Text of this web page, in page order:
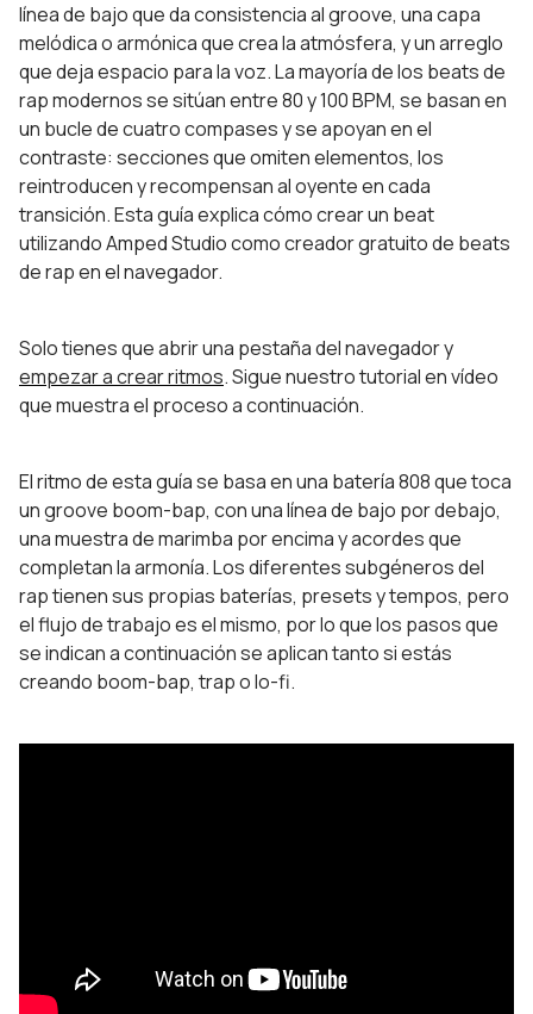
línea de bajo que da consistencia al groove, una capa
melódica o armónica que crea la atmósfera, y un arreglo
que deja espacio para la voz. La mayoría de los beats de
rap modernos se sitúan entre 80 y 100 BPM, se basan en
un bucle de cuatro compases y se apoyan en el
contraste: secciones que omiten elementos, los
reintroducen y recompensan al oyente en cada
transición. Esta guía explica cómo crear un beat
utilizando Amped Studio como creador gratuito de beats
de rap en el navegador.
Solo tienes que abrir una pestaña del navegador y
empezar a crear ritmos. Sigue nuestro tutorial en vídeo
que muestra el proceso a continuación.
El ritmo de esta guía se basa en una batería 808 que toca
un groove boom-bap, con una línea de bajo por debajo,
una muestra de marimba por encima y acordes que
completan la armonía. Los diferentes subgéneros del
rap tienen sus propias baterías, presets y tempos, pero
el flujo de trabajo es el mismo, por lo que los pasos que
se indican a continuación se aplican tanto si estás
creando boom-bap, trap o lo-fi.